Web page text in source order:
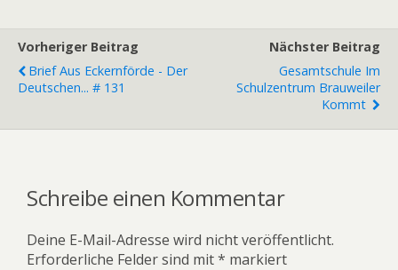
Vorheriger Beitrag
Brief Aus Eckernförde - Der
Deutschen... # 131
Nächster Beitrag
Gesamtschule Im
Schulzentrum Brauweiler
Kommt
Schreibe einen Kommentar
Deine E-Mail-Adresse wird nicht veröffentlicht.
Erforderliche Felder sind mit* markiert